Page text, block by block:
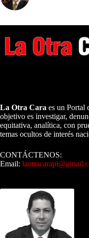
La Otra Cara es un Portal
objetivo es investigar,
equitativa, analítica, con
temas ocultos de interés
CONTÁCTENOS:
Email: